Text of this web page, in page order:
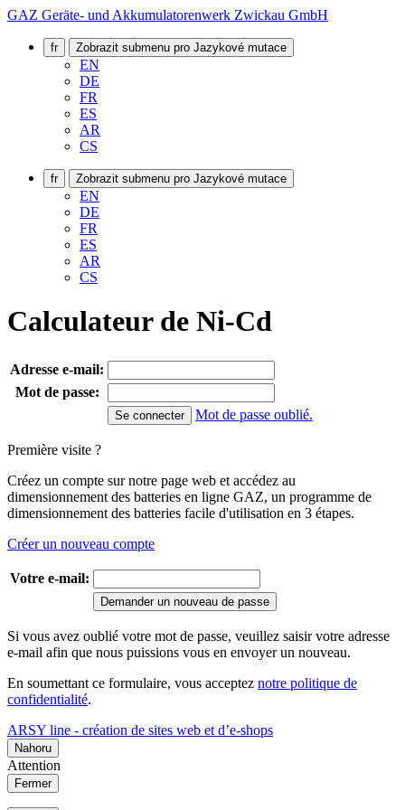
GAZ Geräte- und Akkumulatorenwerk Zwickau GmbH
fr Zobrazit submenu pro Jazykové mutace
EN
DE
FR
ES
AR
CS
fr Zobrazit submenu pro Jazykové mutace
EN
DE
FR
ES
AR
CS
Calculateur de Ni-Cd
Adresse e-mail:
Mot de passe:
Mot de passe oublié.
Première visite ?
Créez un compte sur notre page web et accédez au
dimensionnement des batteries en ligne GAZ, un programme de
dimensionnement des batteries facile d'utilisation en 3 étapes.
Créer un nouveau compte
Votre e-mail:
Demander un nouveau de passe
Si vous avez oublié votre mot de passe, veuillez saisir votre adresse
e-mail afin que nous puissions vous en envoyer un nouveau.
En soumettant ce formulaire, vous acceptez notre politique de
confidentialité.
ARSY line - création de sites web et d’e-shops
Nahoru
Attention
Fermer